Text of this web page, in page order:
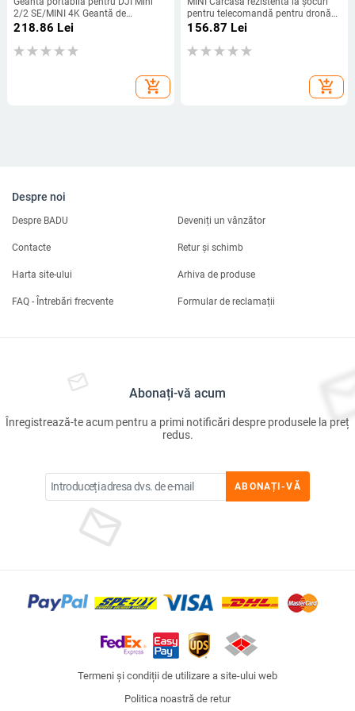
2/2 SE/MINI 4K Geantă de
depozitare pentru dronă Geanta de
pentru DJI Mini 2 Accesorii pentru
218.86 Lei
add_shopping_cart
pentru telecomandă pentru dronă
DJI Avata / FPV 2 Protector anti-
de depozitare Husă de transport
156.87 Lei
add_shopping_cart
Despre noi
Despre BADU Deveniți un vânzător
Contacte Retur și schimb
Harta site-ului Arhiva de produse
FAQ - Întrebări frecvente Formular de reclamații
Abonați-vă acum
Înregistrează-te acum pentru a primi notificări despre produsele la preț
redus.
ABONAȚI-VĂ
Termeni și condiții de utilizare a site-ului web
Politica noastră de retur